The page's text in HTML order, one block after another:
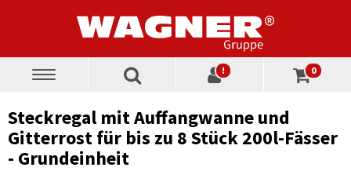
Toggle
! 0
Steckregal mit Auffangwanne und
Gitterrost für bis zu 8 Stück 200l-Fässer
- Grundeinheit